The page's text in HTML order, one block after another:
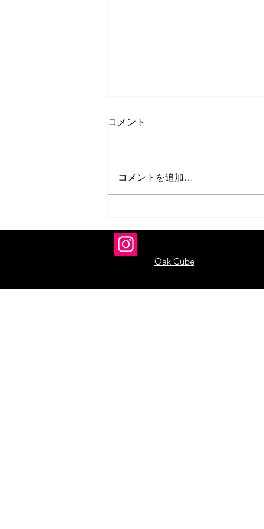
に描いてすみま展 vol.5」開催
のお知らせ
コメント
コメントを追加…
Oak Cube